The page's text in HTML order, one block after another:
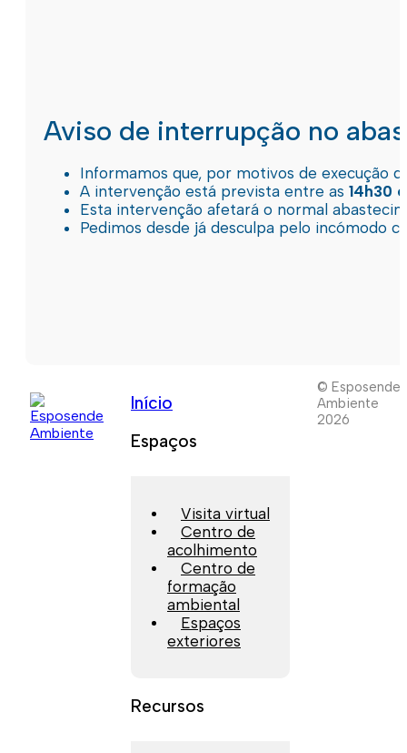
Aviso de interrupção no
Informamos que, por motivos de execução
A intervenção está prevista entre as 14h30
Esta intervenção afetará o normal
Pedimos desde já desculpa pelo incómodo
Início
Espaços
Visita virtual
Centro de
acolhimento
Centro de
formação
ambiental
Espaços
exteriores
Recursos
© Esposende
Ambiente
2026